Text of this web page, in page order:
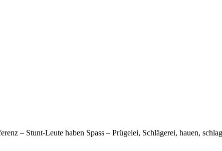
– Stunt-Leute haben Spass – Prügelei, Schlägerei, hauen,